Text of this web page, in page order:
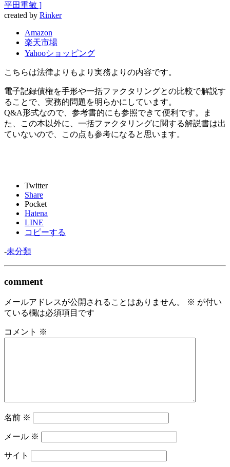
平田重敏 ]
created by Rinker
Amazon
楽天市場
Yahooショッピング
こちらは法律よりもより実務よりの内容です。
電子記録債権を手形や一括ファクタリングとの比較で解説す
ることで、実務的問題を明らかにしています。
Q&A形式なので、参考書的にも参照できて便利です。ま
た、この本以外に、一括ファクタリングに関する解説書は出
ていないので、この点も参考になると思います。
Twitter
Share
Pocket
Hatena
LINE
コピーする
-未分類
comment
メールアドレスが公開されることはありません。 ※ が付い
ている欄は必須項目です
コメント ※
名前 ※
メール ※
サイト